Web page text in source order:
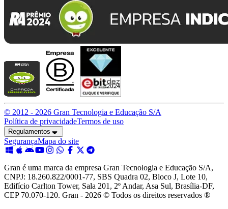
© 2012 - 2026 Gran Tecnologia e Educação S/A
Política de privacidadeTermos de uso
Regulamentos
SegurançaMapa do site
Gran é uma marca da empresa Gran Tecnologia e Educação S/A,
CNPJ: 18.260.822/0001-77, SBS Quadra 02, Bloco J, Lote 10,
Edifício Carlton Tower, Sala 201, 2º Andar, Asa Sul, Brasília-DF,
CEP 70.070-120. Gran - 2026 © Todos os direitos reservados ®